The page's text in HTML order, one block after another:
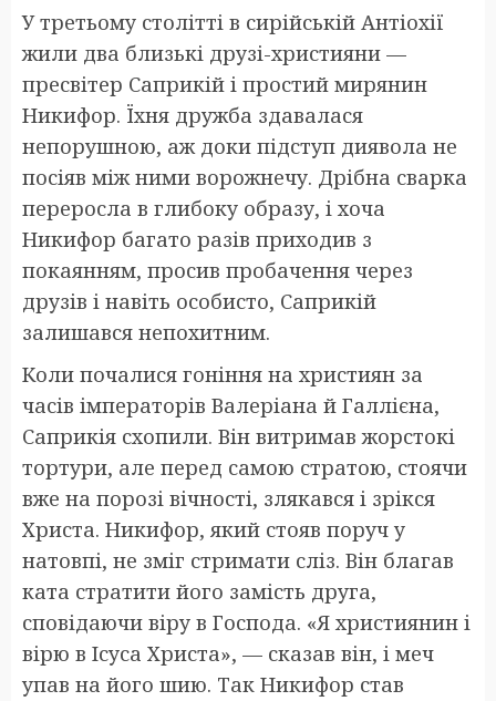
У третьому столітті в сирійській Антіохії
жили два близькі друзі-християни —
пресвітер Саприкій і простий мирянин
Никифор. Їхня дружба здавалася
непорушною, аж доки підступ диявола не
посіяв між ними ворожнечу. Дрібна сварка
переросла в глибоку образу, і хоча
Никифор багато разів приходив з
покаянням, просив пробачення через
друзів і навіть особисто, Саприкій
залишався непохитним.
Коли почалися гоніння на християн за
часів імператорів Валеріана й Галлієна,
Саприкія схопили. Він витримав жорстокі
тортури, але перед самою стратою, стоячи
вже на порозі вічності, злякався і зрікся
Христа. Никифор, який стояв поруч у
натовпі, не зміг стримати сліз. Він благав
ката стратити його замість друга,
сповідаючи віру в Господа. «Я християнин і
вірю в Ісуса Христа», — сказав він, і меч
упав на його шию. Так Никифор став